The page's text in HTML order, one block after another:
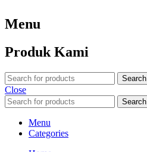
Menu
Produk Kami
Search
Close
Search
Menu
Categories